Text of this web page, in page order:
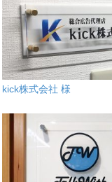
kick株式会社 様